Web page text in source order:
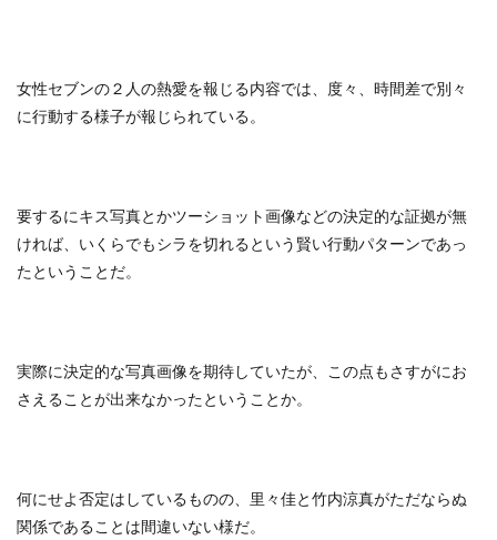
女性セブンの２人の熱愛を報じる内容では、度々、時間差で別々
に行動する様子が報じられている。
要するにキス写真とかツーショット画像などの決定的な証拠が無
ければ、いくらでもシラを切れるという賢い行動パターンであっ
たということだ。
実際に決定的な写真画像を期待していたが、この点もさすがにお
さえることが出来なかったということか。
何にせよ否定はしているものの、里々佳と竹内涼真がただならぬ
関係であることは間違いない様だ。